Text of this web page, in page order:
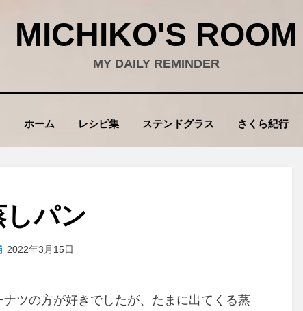
MICHIKO'S ROOM
MY DAILY REMINDER
ホーム レシピ集 ステンドグラス さくら紀行
しパン
投稿者wad
2022年3月15日
ツの方が好きでしたが、たまに出てくる蒸